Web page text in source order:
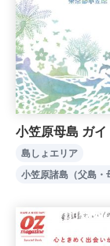
小笠原母島 ガイ
島しょエリア
小笠原諸島（父島・